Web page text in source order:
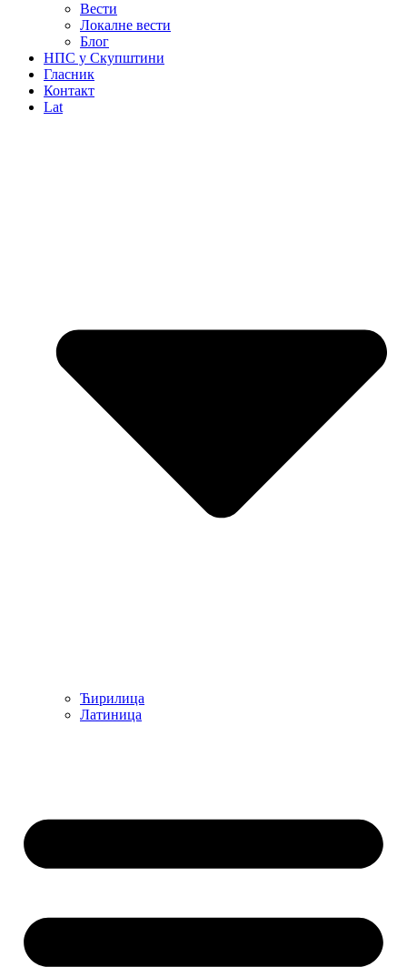
Вести
Локалне вести
Блог
НПС у Скупштини
Гласник
Контакт
Lat
Ћирилица
Латиница